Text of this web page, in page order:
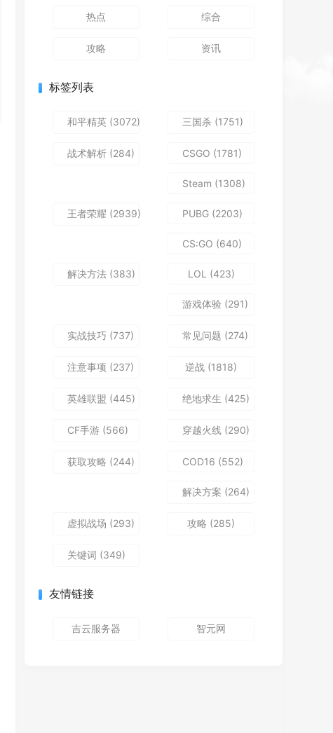
热点 综合
攻略 资讯
标签列表
和平精英 (3072) 三国杀 (1751)
战术解析 (284) CSGO (1781)
Steam (1308)
王者荣耀 (2939) PUBG (2203)
CS:GO (640)
解决方法 (383) LOL (423)
游戏体验 (291)
实战技巧 (737) 常见问题 (274)
注意事项 (237) 逆战 (1818)
英雄联盟 (445) 绝地求生 (425)
CF手游 (566) 穿越火线 (290)
获取攻略 (244) COD16 (552)
解决方案 (264)
虚拟战场 (293) 攻略 (285)
关键词 (349)
友情链接
吉云服务器 智元网